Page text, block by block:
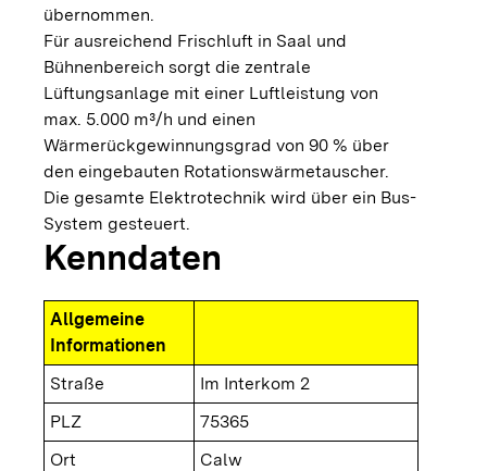
übernommen.
Für ausreichend Frischluft in Saal und
Bühnenbereich sorgt die zentrale
Lüftungsanlage mit einer Luftleistung von
max. 5.000 m³/h und einen
Wärmerückgewinnungsgrad von 90 % über
den eingebauten Rotationswärmetauscher.
Die gesamte Elektrotechnik wird über ein Bus-
System gesteuert.
Kenndaten
Allgemeine
Informationen
Straße
Im Interkom 2
PLZ
75365
Ort
Calw